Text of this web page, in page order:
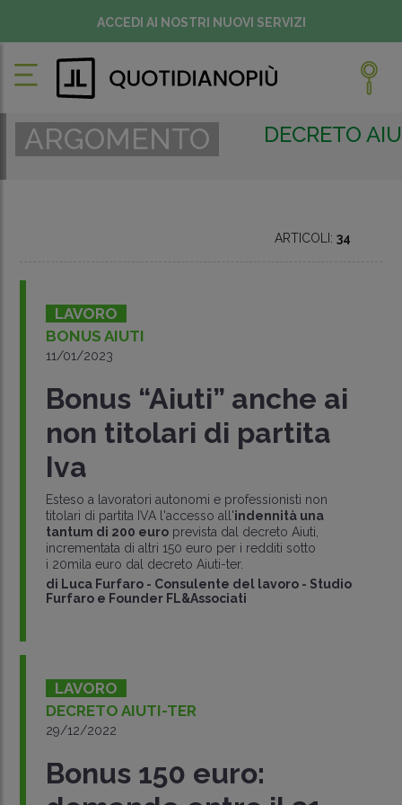
ACCEDI AI NOSTRI NUOVI SERVIZI
ARGOMENTO DECRETO
ARTICOLI: 34
LAVORO
BONUS AIUTI
11/01/2023
Bonus “Aiuti” anche ai
non titolari di partita
Iva
Esteso a lavoratori autonomi e professionisti non
titolari di partita IVA l'accesso all'indennità una
tantum di 200 europrevista dal decreto Aiuti,
incrementata di altri 150 euro per i redditi sotto
i 20mila euro dal decreto Aiuti-ter.
di Luca Furfaro - Consulente del lavoro - Studio
Furfaro e Founder FL&Associati
LAVORO
DECRETO AIUTI-TER
29/12/2022
Bonus 150 euro: